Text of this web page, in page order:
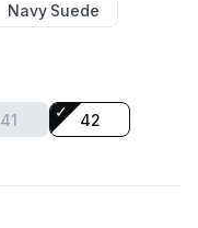
Navy Suede
41
42